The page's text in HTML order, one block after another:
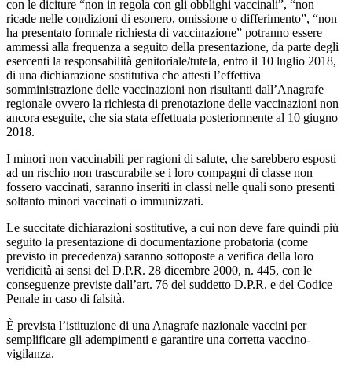
con le diciture “non in regola con gli obblighi vaccinali”, “non
ricade nelle condizioni di esonero, omissione o differimento”, “non
ha presentato formale richiesta di vaccinazione” potranno essere
ammessi alla frequenza a seguito della presentazione, da parte degli
esercenti la responsabilità genitoriale/tutela, entro il 10 luglio 2018,
di una dichiarazione sostitutiva che attesti l’effettiva
somministrazione delle vaccinazioni non risultanti dall’Anagrafe
regionale ovvero la richiesta di prenotazione delle vaccinazioni non
ancora eseguite, che sia stata effettuata posteriormente al 10 giugno
2018.
I minori non vaccinabili per ragioni di salute, che sarebbero esposti
ad un rischio non trascurabile se i loro compagni di classe non
fossero vaccinati, saranno inseriti in classi nelle quali sono presenti
soltanto minori vaccinati o immunizzati.
Le succitate dichiarazioni sostitutive, a cui non deve fare quindi più
seguito la presentazione di documentazione probatoria (come
previsto in precedenza) saranno sottoposte a verifica della loro
veridicità ai sensi del D.P.R. 28 dicembre 2000, n. 445, con le
conseguenze previste dall’art. 76 del suddetto D.P.R. e del Codice
Penale in caso di falsità.
È prevista l’istituzione di una Anagrafe nazionale vaccini per
semplificare gli adempimenti e garantire una corretta vaccino-
vigilanza.